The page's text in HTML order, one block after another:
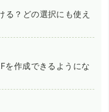
る？どの選択にも使え
を作成できるようにな